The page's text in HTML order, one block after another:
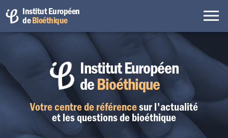
Institut Européen
deBioéthique
Votre centre de référencesur l'actualité
et les questions de bioéthique
Institut Européen
deBioéthique